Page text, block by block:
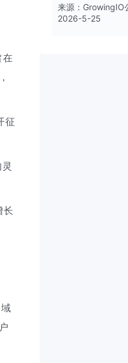
征
长
来源： GrowingIO
2026-5-25